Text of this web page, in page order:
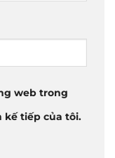
web trong
kế tiếp của tôi.